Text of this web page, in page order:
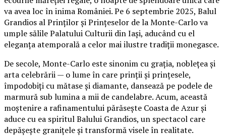
va avea loc în inima României. Pe 6 septembrie 2025, Balul
Grandios al Prinților și Prințeselor de la Monte-Carlo va
umple sălile Palatului Culturii din Iași, aducând cu el
eleganța atemporală a celor mai ilustre tradiții monegasce.
De secole, Monte-Carlo este sinonim cu grația, noblețea și
arta celebrării — o lume în care prinții și prințesele,
împodobiți cu mătase și diamante, dansează pe podele de
marmură sub lumina a mii de candelabre. Acum, această
moștenire a rafinamentului părăsește Coasta de Azur și
aduce cu ea spiritul Balului Grandios, un spectacol care
depășește granițele și transformă visele în realitate.